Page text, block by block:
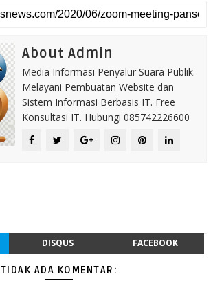
About Admin
Media Informasi Penyalur Suara Publik.
Melayani Pembuatan Website dan
Sistem Informasi Berbasis IT. Free
Konsultasi IT. Hubungi 085742226600
DISQUS FACEBOOK
TIDAK ADA KOMENTAR: